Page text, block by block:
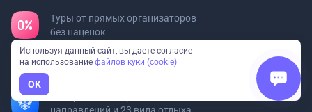
Туры от прямых организаторов
без наценок
Все организаторы в реестре
Используя данный сайт, вы даете согласие
на использование файлов куки (cookie)
OK